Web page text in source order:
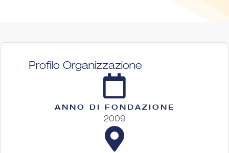
Profilo Organizzazione
ANNO DI FONDAZIONE
2009